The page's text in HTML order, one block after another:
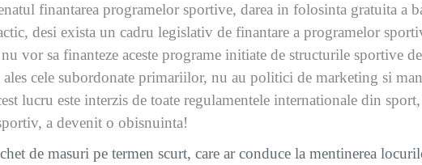
finantarea programelor sportive, darea in folosinta gratuita a
desi exista un cadru legislativ de finantare a programelor
vor sa finanteze aceste programe initiate de structurile sportive
cele subordonate primariilor, nu au politici de marketing si
lucru este interzis de toate regulamentele internationale din
a devenit o obisnuinta!
de masuri pe termen scurt, care ar conduce la mentinerea